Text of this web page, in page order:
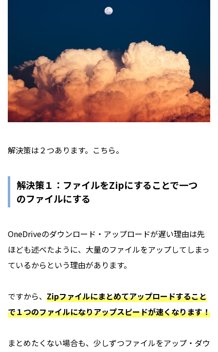
解決策は２つあります。こちら。
解決策１：ファイルをZipにすることで一つ
のファイルにする
OneDriveのダウンロード・アップロードが遅い理由は先
ほども述べたように、大量のファイルをアップしてしまっ
ているからという理由があります。
ですから、 Zipファイルにまとめてアップロードすること
で１つのファイルになりアップスピードが速くなります！
まとめたくない場合も、少しずつファイルをアップ・ダウ